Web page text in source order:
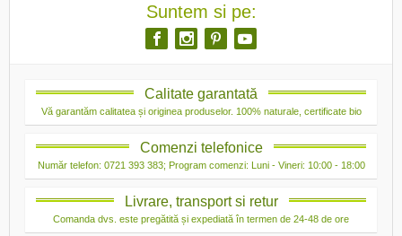
Suntem si pe:
Calitate garantată
Vă garantăm calitatea și originea produselor. 100% naturale, certificate bio
Comenzi telefonice
Număr telefon: 0721 393 383; Program comenzi: Luni - Vineri: 10:00 - 18:00
Livrare, transport si retur
Comanda dvs. este pregătită și expediată în termen de 24-48 de ore